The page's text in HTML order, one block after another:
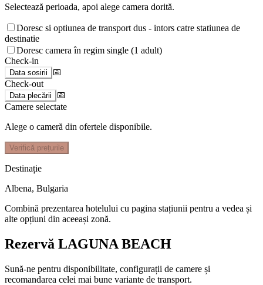
Selectează perioada, apoi alege camera dorită.
Doresc si optiunea de transport dus - intors catre statiunea de
destinatie
Doresc camera în regim single (1 adult)
Check-in
Data sosirii
📅
Check-out
Data plecării
📅
Camere selectate
Alege o cameră din ofertele disponibile.
Verifică prețurile
Destinație
Albena, Bulgaria
Combină prezentarea hotelului cu pagina stațiunii pentru a vedea și
alte opțiuni din aceeași zonă.
Rezervă LAGUNA BEACH
Sună-ne pentru disponibilitate, configurații de camere și
recomandarea celei mai bune variante de transport.